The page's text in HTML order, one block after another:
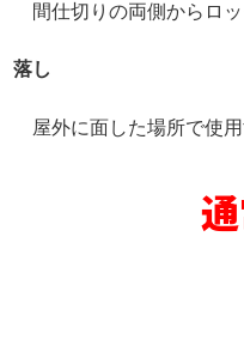
間仕切りの両側からロッ
落し
屋外に面した場所で使用